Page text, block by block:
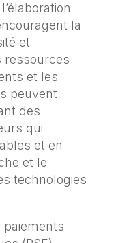
la
et
ressources
et les
peuvent
des
qui
et en
et le
technologies
paiements